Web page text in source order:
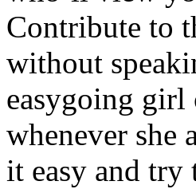
Contribute to
without
easygoing girl
whenever she
it easy and